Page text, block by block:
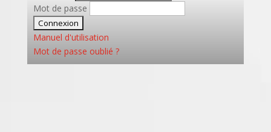
Mot de passe
Manuel d'utilisation
Mot de passe oublié ?